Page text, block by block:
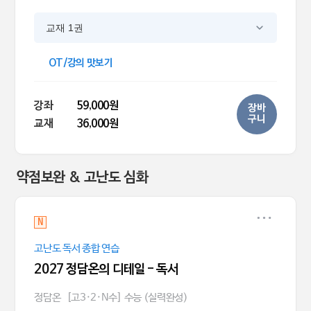
교재 1권
OT/강의 맛보기
강좌
59,000원
교재
36,000원
장바
구니
약점보완 & 고난도 심화
N
고난도 독서 종합 연습
2027 정담온의 디테일 - 독서
정담온 [고3·2·N수] 수능 (실력완성)